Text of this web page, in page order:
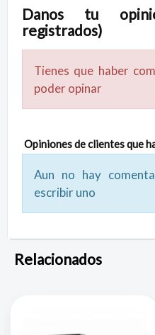
Danos tu
registrados)
Tienes que haber
poder opinar
Opiniones de clientes que
Aun no hay
escribir uno
Relacionados